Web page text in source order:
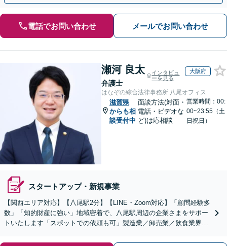
電話でお問い合わせ メールでお問い合わせ
瀬河 良太
弁護士
インタビュ
ーを見る
大阪府
はなぞの綜合法律事務所 八尾オフィス
滋賀県
からも相
談受付中
面談方法(対面・
電話・ビデオな
ど)は応相談
営業時間：00:
00~23:55（土
日祝日）
スタートアップ・新規事業
【関西エリア対応】【八尾駅2分】【LINE・Zoom対応】「顧問経験多
数」「知的財産に強い」地域密着で、八尾駅周辺の企業さまをサポー
トいたします「スポットでの依頼も可」製造業／卸売業／飲食業界／